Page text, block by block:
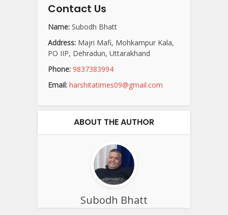
Contact Us
Name: Subodh Bhatt
Address: Majri Mafi, Mohkampur Kala,
PO IIP, Dehradun, Uttarakhand
Phone: 9837383994
Email: harshitatimes09@gmail.com
ABOUT THE AUTHOR
Subodh Bhatt